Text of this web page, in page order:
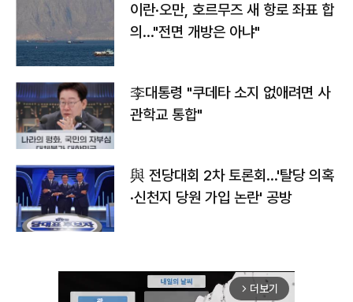
이란·오만, 호르무즈 새 항로 좌표 합
의…"전면 개방은 아냐"
李대통령 "쿠데타 소지 없애려면 사
관학교 통합"
與 전당대회 2차 토론회…'탈당 의혹
·신천지 당원 가입 논란' 공방
arrow_forward_ios 더보기